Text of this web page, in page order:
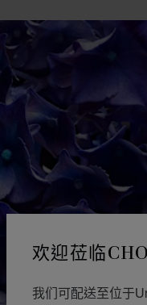
欢迎莅临
我们可配送至位于